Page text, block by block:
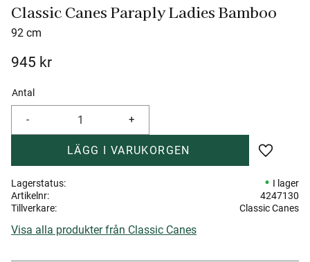
Classic Canes Paraply Ladies Bamboo
92 cm
945 kr
Antal
+
-
Lägg till
Lagerstatus
I lager
Artikelnr
4247130
Tillverkare
Classic Canes
Visa alla produkter från Classic Canes